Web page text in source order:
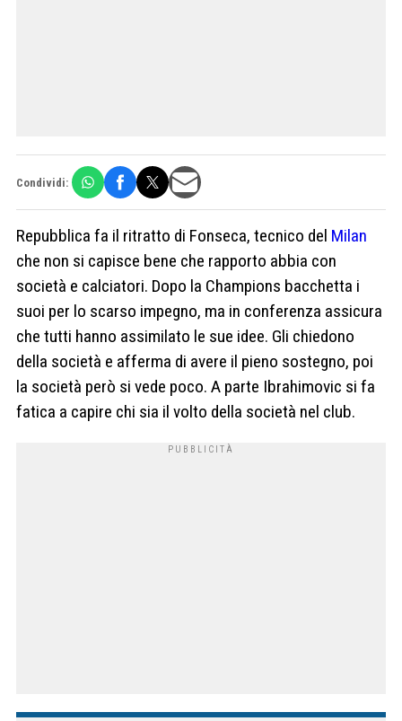
Condividi:
Repubblica fa il ritratto di Fonseca, tecnico del Milan
che non si capisce bene che rapporto abbia con
società e calciatori. Dopo la Champions bacchetta i
suoi per lo scarso impegno, ma in conferenza assicura
che tutti hanno assimilato le sue idee. Gli chiedono
della società e afferma di avere il pieno sostegno, poi
la società però si vede poco. A parte Ibrahimovic si fa
fatica a capire chi sia il volto della società nel club.